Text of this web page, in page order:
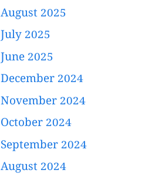
August 2025
July 2025
June 2025
December 2024
November 2024
October 2024
September 2024
August 2024